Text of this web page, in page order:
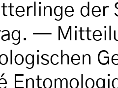
der
—